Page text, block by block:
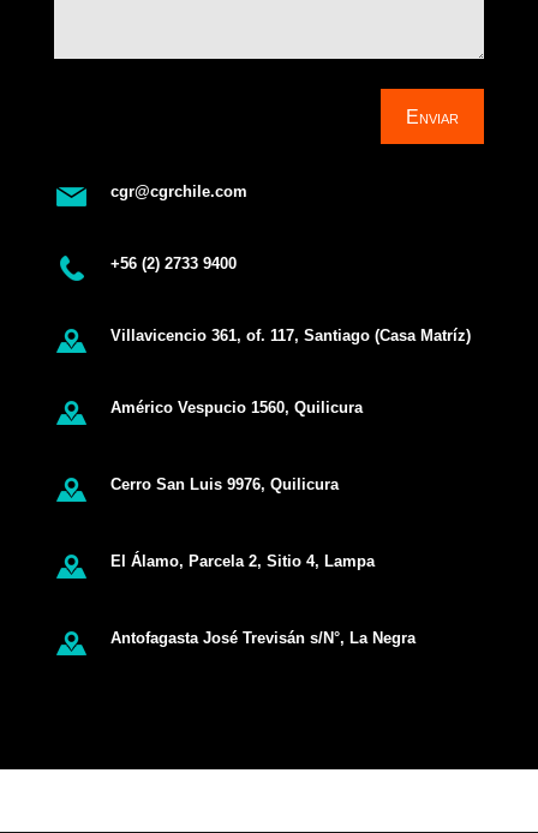
Enviar
cgr@cgrchile.com
+56 (2) 2733 9400
Villavicencio 361, of. 117, Santiago (Casa Matríz)
Américo Vespucio 1560, Quilicura
Cerro San Luis 9976, Quilicura
El Álamo, Parcela 2, Sitio 4, Lampa
Antofagasta José Trevisán s/N°, La Negra